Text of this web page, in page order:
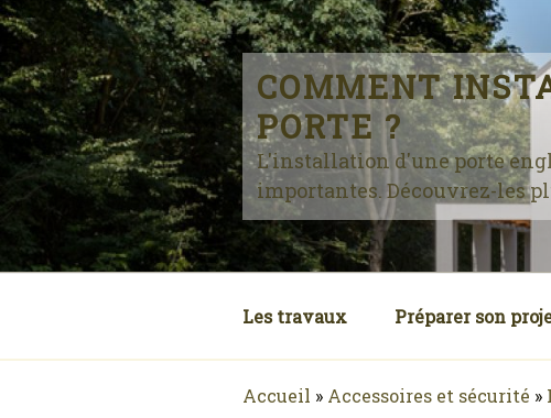
Skip
to
content
COMMENT
PORTE ?
L'installation d'une porte
importantes. Découvrez-les
Les travaux Préparer son
Accueil » Accessoires et sécurité »